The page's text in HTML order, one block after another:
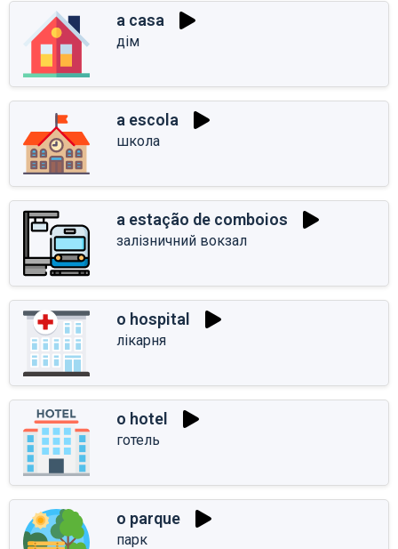
a casa
дім
a escola
школа
a estação de comboios
залізничний вокзал
o hospital
лікарня
o hotel
готель
o parque
парк